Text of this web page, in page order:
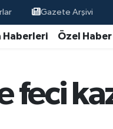
Gazete Arşivi
Haberleri Özel Haber
feci